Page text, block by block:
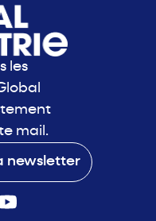
les
mail.
newsletter